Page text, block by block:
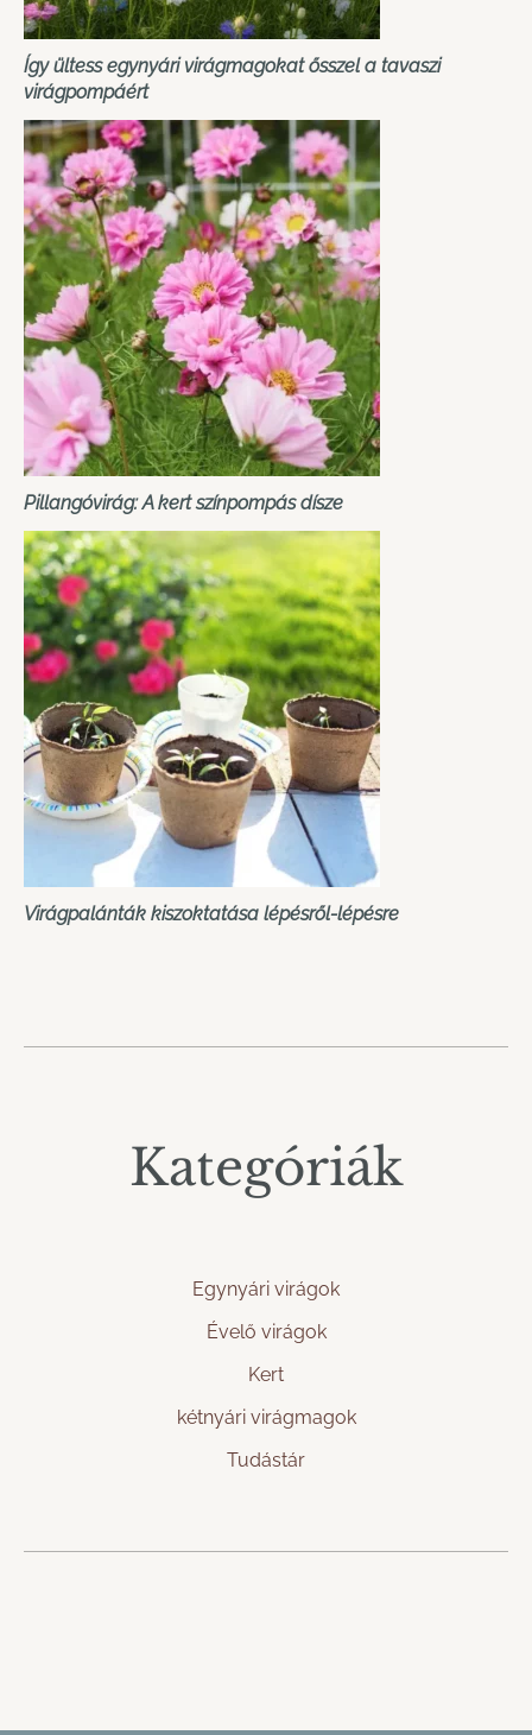
Így ültess egynyári virágmagokat ősszel a tavaszi
virágpompáért
Pillangóvirág: A kert színpompás dísze
Virágpalánták kiszoktatása lépésről-lépésre
Kategóriák
Egynyári virágok
Évelő virágok
Kert
kétnyári virágmagok
Tudástár